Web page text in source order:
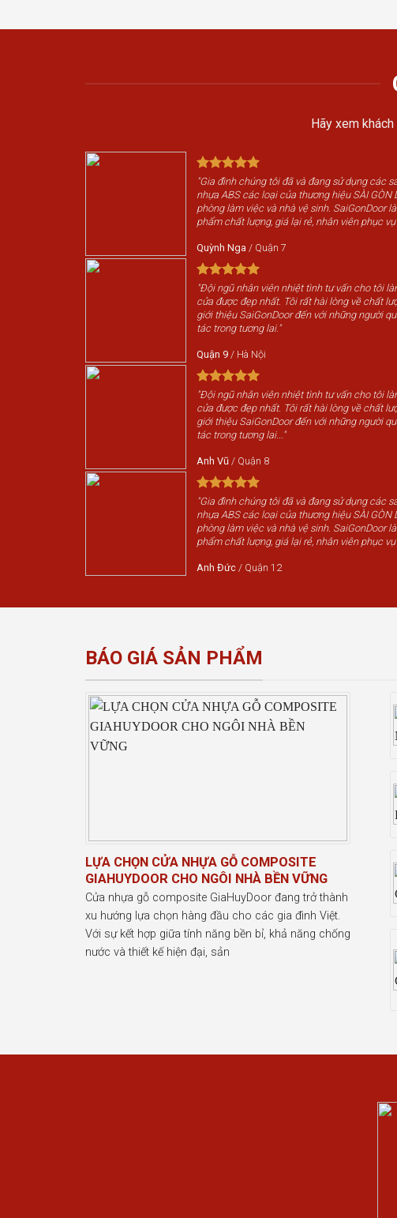
Hãy xem
"Gia đình chúng tôi đã và đang sử dụng các
nhựa ABS các loại của thương hiệu SÀI GÒN
phòng làm việc và nhà vệ sinh. SaiGonDoor
phẩm chất lượng, giá lại rẻ, nhân viên phục
Quỳnh Nga / Quận 7
"Đội ngũ nhân viên nhiệt tình tư vấn cho tôi
cửa được đẹp nhất. Tôi rất hài lòng về chất
giới thiệu SaiGonDoor đến với những người
tác trong tương lai."
Quận 9 / Hà Nội
"Đội ngũ nhân viên nhiệt tình tư vấn cho tôi
cửa được đẹp nhất. Tôi rất hài lòng về chất
giới thiệu SaiGonDoor đến với những người
tác trong tương lai..."
Anh Vũ / Quận 8
"Gia đình chúng tôi đã và đang sử dụng các
nhựa ABS các loại của thương hiệu SÀI GÒN
phòng làm việc và nhà vệ sinh. SaiGonDoor
phẩm chất lượng, giá lại rẻ, nhân viên phục
Anh Đức / Quận 12
BÁO GIÁ SẢN PHẨM
LỰA CHỌN CỬA NHỰA GỖ COMPOSITE
GIAHUYDOOR CHO NGÔI NHÀ BỀN VỮNG
Cửa nhựa gỗ composite GiaHuyDoor đang trở thành
xu hướng lựa chọn hàng đầu cho các gia đình Việt.
Với sự kết hợp giữa tính năng bền bỉ, khả năng chống
nước và thiết kế hiện đại, sản